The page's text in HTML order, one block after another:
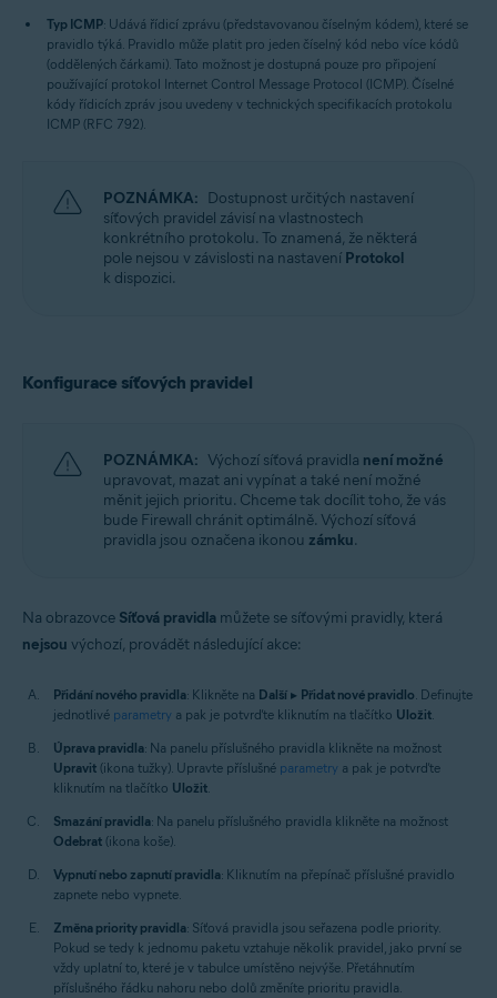
Typ ICMP: Udává řídicí zprávu (představovanou číselným kódem), které se
pravidlo týká. Pravidlo může platit pro jeden číselný kód nebo více kódů
(oddělených čárkami). Tato možnost je dostupná pouze pro připojení
používající protokol Internet Control Message Protocol (ICMP). Číselné
kódy řídicích zpráv jsou uvedeny v technických specifikacích protokolu
ICMP (RFC 792).
POZNÁMKA: Dostupnost určitých nastavení
síťových pravidel závisí na vlastnostech
konkrétního protokolu. To znamená, že některá
pole nejsou v závislosti na nastavení Protokol
k dispozici.
Konfigurace síťových pravidel
POZNÁMKA: Výchozí síťová pravidla není možné
upravovat, mazat ani vypínat a také není možné
měnit jejich prioritu. Chceme tak docílit toho, že vás
bude Firewall chránit optimálně. Výchozí síťová
pravidla jsou označena ikonou zámku.
Na obrazovce Síťová pravidla můžete se síťovými pravidly, která
nejsou výchozí, provádět následující akce:
Přidání nového pravidla: Klikněte na Další ▸ Přidat nové pravidlo. Definujte
jednotlivé parametry a pak je potvrďte kliknutím na tlačítko Uložit.
Úprava pravidla: Na panelu příslušného pravidla klikněte na možnost
Upravit (ikona tužky). Upravte příslušné parametry a pak je potvrďte
kliknutím na tlačítko Uložit.
Smazání pravidla: Na panelu příslušného pravidla klikněte na možnost
Odebrat (ikona koše).
Vypnutí nebo zapnutí pravidla: Kliknutím na přepínač příslušné pravidlo
zapnete nebo vypnete.
Změna priority pravidla: Síťová pravidla jsou seřazena podle priority.
Pokud se tedy k jednomu paketu vztahuje několik pravidel, jako první se
vždy uplatní to, které je v tabulce umístěno nejvýše. Přetáhnutím
příslušného řádku nahoru nebo dolů změníte prioritu pravidla.